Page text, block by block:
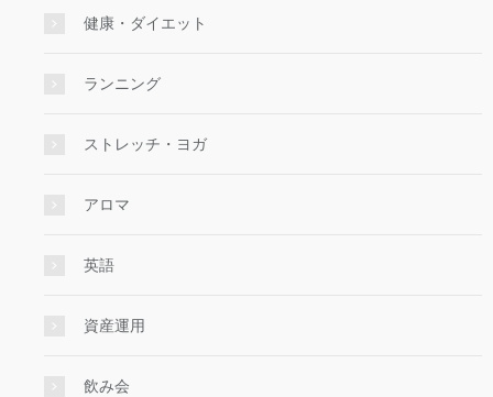
健康・ダイエット
ランニング
ストレッチ・ヨガ
アロマ
英語
資産運用
飲み会